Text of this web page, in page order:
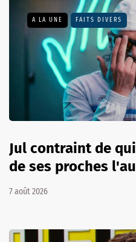
A LA UNE FAITS DIVERS
Jul contraint de
de ses proches
7 août 2026